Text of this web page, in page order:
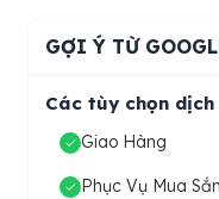
GỢI Ý TỪ
Các tùy chọn dịch
Giao Hàng
Phục Vụ Mua